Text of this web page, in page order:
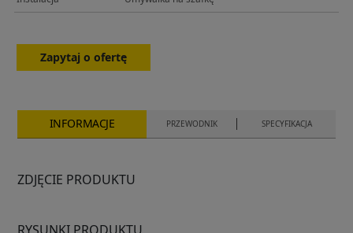
Zapytaj o ofertę
INFORMACJE PRZEWODNIK SPECYFIKACJA
ZDJĘCIE PRODUKTU